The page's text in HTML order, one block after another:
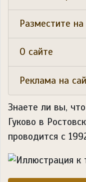
Разместите
О сайте
Реклама на
Знаете ли вы, что
Гуково в
проводится с